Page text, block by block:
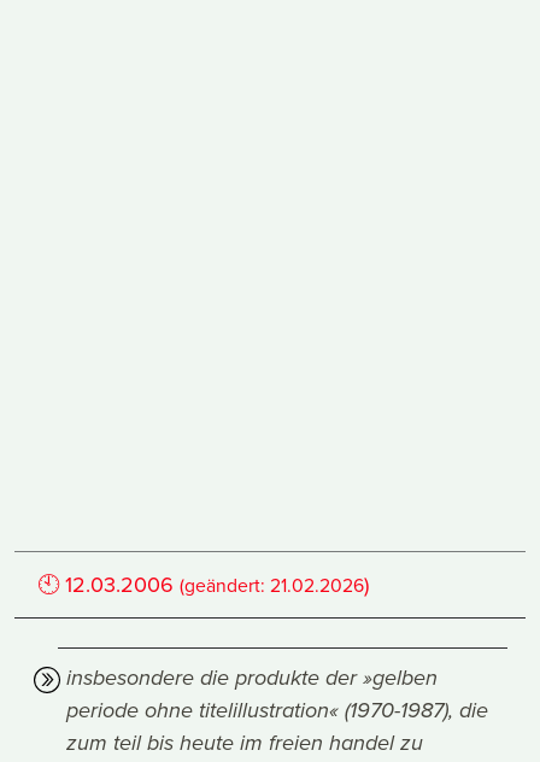
🕙12.03.2006 (geändert:21.02.2026)
insbesondere die produkte der »gelben
periode ohne titelillustration« (1970-1987), die
zum teil bis heute im freien handel zu